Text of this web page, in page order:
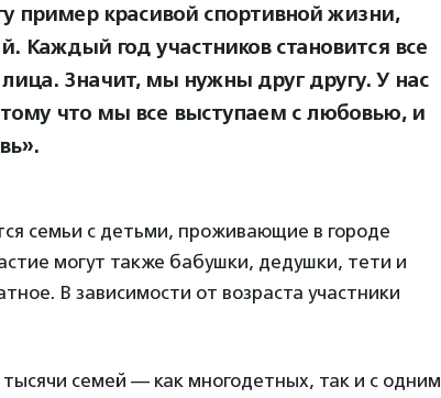
пример красивой спортивной жизни,
Каждый год участников становится все
Значит, мы нужны друг другу. У нас
что мы все выступаем с любовью, и
семьи с детьми, проживающие в городе
могут также бабушки, дедушки, тети и
В зависимости от возраста участники
семей — как многодетных, так и с одним